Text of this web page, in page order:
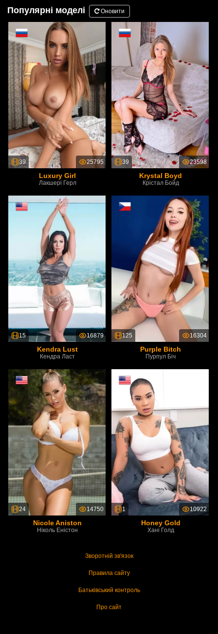
Популярні моделі Оновити
39 25795
Luxury Girl
Лакшері Герл
39 23598
Krystal Boyd
Крістал Бойд
15 16879
Kendra Lust
Кендра Ласт
125 16304
Purple Bitch
Пурпул Біч
24 14750
Nicole Aniston
Ніколь Еністон
1 10922
Honey Gold
Хані Голд
Зворотній зв'язок
Правила сайту
Батьківський контроль
Про сайт